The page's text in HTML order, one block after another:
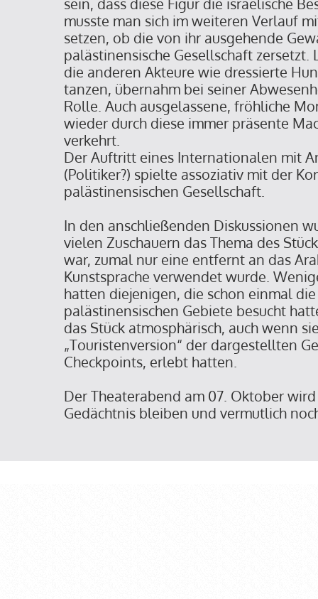
musste man sich im weiteren Verlauf
setzen, ob die von ihr ausgehende
palästinensische Gesellschaft
die anderen Akteure wie dressierte
tanzen, übernahm bei seiner
Rolle. Auch ausgelassene, fröhliche
wieder durch diese immer präsente
verkehrt.
Der Auftritt eines Internationalen mit
(Politiker?) spielte assoziativ mit der
palästinensischen Gesellschaft.
In den anschließenden Diskussionen
vielen Zuschauern das Thema des
war, zumal nur eine entfernt an das
Kunstsprache verwendet wurde.
hatten diejenigen, die schon einmal
palästinensischen Gebiete besucht
das Stück atmosphärisch, auch wenn
„Touristenversion“ der dargestellten
Checkpoints, erlebt hatten.
Der Theaterabend am 07. Oktober
Gedächtnis bleiben und vermutlich